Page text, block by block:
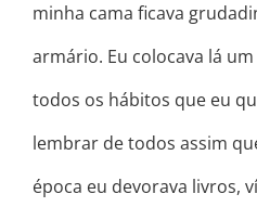
minha cama ficava
armário. Eu colocava lá
todos os hábitos que eu
lembrar de todos assim
época eu devorava livros,